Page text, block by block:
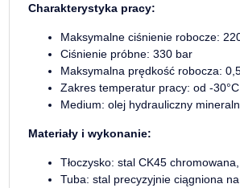
Charakterystyka pracy:
Maksymalne ciśnienie robocze:
Ciśnienie próbne: 330 bar
Maksymalna prędkość robocza:
Zakres temperatur pracy: od -
Medium: olej hydrauliczny
Materiały i wykonanie:
Tłoczysko: stal CK45
Tuba: stal precyzyjnie ciągniona